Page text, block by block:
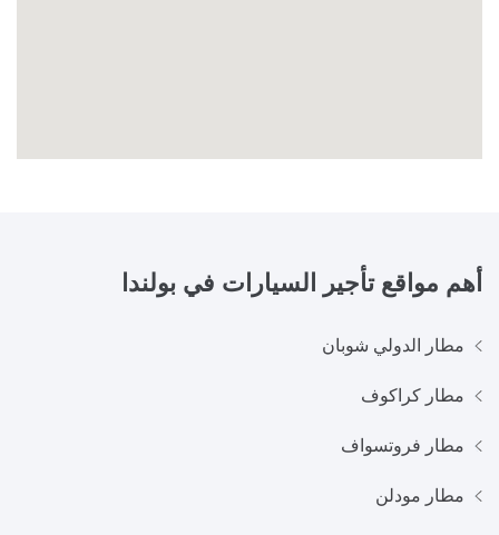
أهم مواقع تأجير السيارات في بولندا
مطار الدولي شوبان
مطار كراكوف
مطار فروتسواف
مطار مودلن